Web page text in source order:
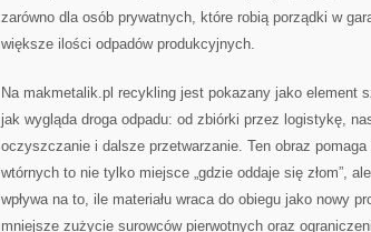
zarówno dla osób prywatnych, które robią porządki w
większe ilości odpadów produkcyjnych.
Na makmetalik.pl recykling jest pokazany jako element
jak wygląda droga odpadu: od zbiórki przez logistykę,
oczyszczanie i dalsze przetwarzanie. Ten obraz
wtórnych to nie tylko miejsce „gdzie oddaje się złom”,
wpływa na to, ile materiału wraca do obiegu jako nowy
mniejsze zużycie surowców pierwotnych oraz